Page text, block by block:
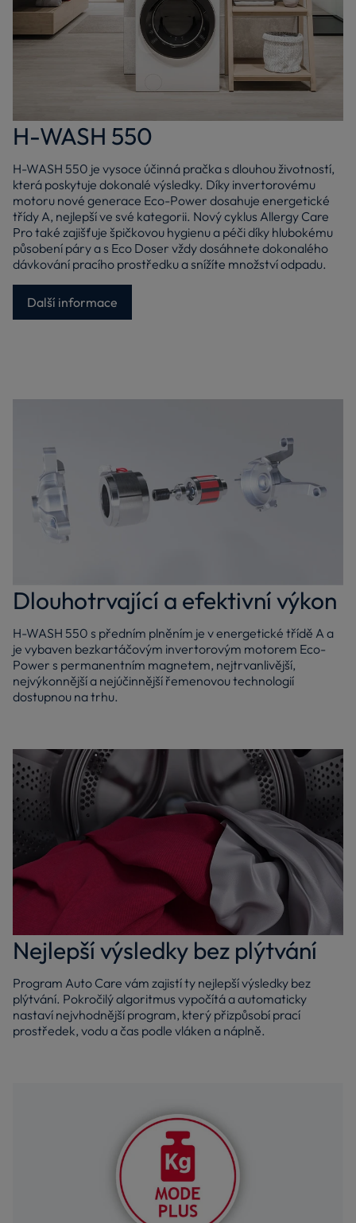
H-WASH 550
H-WASH 550 je vysoce účinná pračka s dlouhou životností,
která poskytuje dokonalé výsledky. Díky invertorovému
motoru nové generace Eco-Power dosahuje energetické
třídy A, nejlepší ve své kategorii. Nový cyklus Allergy Care
Pro také zajišťuje špičkovou hygienu a péči díky hlubokému
působení páry a s Eco Doser vždy dosáhnete dokonalého
dávkování pracího prostředku a snížíte množství odpadu.
Další informace
Dlouhotrvající a efektivní výkon
H-WASH 550 s předním plněním je v energetické třídě A a
je vybaven bezkartáčovým invertorovým motorem Eco-
Power s permanentním magnetem, nejtrvanlivější,
nejvýkonnější a nejúčinnější řemenovou technologií
dostupnou na trhu.
Nejlepší výsledky bez plýtvání
Program Auto Care vám zajistí ty nejlepší výsledky bez
plýtvání. Pokročilý algoritmus vypočítá a automaticky
nastaví nejvhodnější program, který přizpůsobí prací
prostředek, vodu a čas podle vláken a náplně.